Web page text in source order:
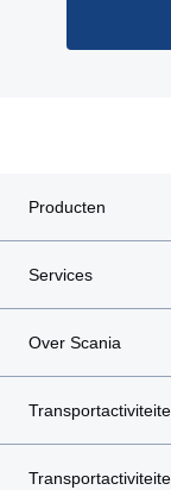
Producten
Services
Over Scania